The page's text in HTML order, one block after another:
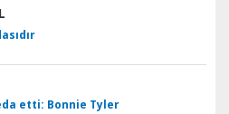
etti: Bonnie Tyler